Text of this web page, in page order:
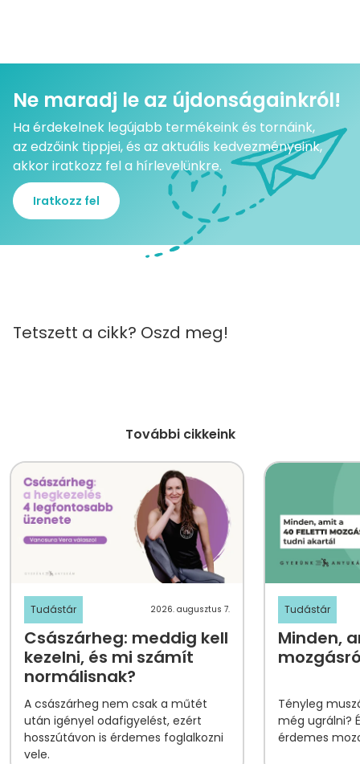
Ne maradj le az újdonságainkról!
Ha érdekelnek legújabb termékeink és tornáink,
az edzőink tippjei, és az aktuális kedvezményeink,
akkor iratkozz fel a hírlevelünkre.
Iratkozz fel
Tetszett a cikk? Oszd meg!
További cikkeink
Tudástár 2026. augusztus 7.
Császárheg: meddig kell
kezelni, és mi számít
normálisnak?
A császárheg nem csak a műtét
után igényel odafigyelést, ezért
hosszútávon is érdemes foglalkozni
vele.
Tudástár
Minden,
Tényleg
még ugrálni?
érdemes